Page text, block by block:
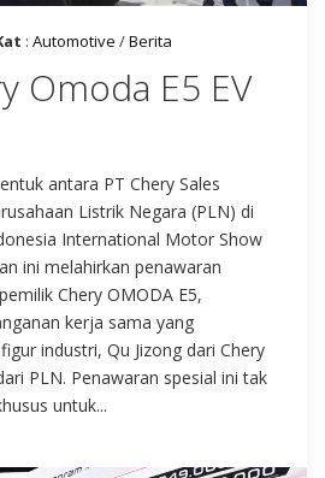
: Automotive /Berita
Omoda E5 EV
antara PT Chery Sales
Listrik Negara (PLN) di
International Motor Show
ini melahirkan penawaran
Chery OMODA E5,
kerja sama yang
industri, Qu Jizong dari Chery
PLN. Penawaran spesial ini tak
untuk...